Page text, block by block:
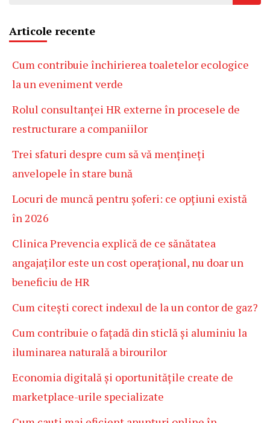
Articole recente
Cum contribuie închirierea toaletelor ecologice
la un eveniment verde
Rolul consultanței HR externe în procesele de
restructurare a companiilor
Trei sfaturi despre cum să vă mențineți
anvelopele în stare bună
Locuri de muncă pentru șoferi: ce opțiuni există
în 2026
Clinica Prevencia explică de ce sănătatea
angajaților este un cost operațional, nu doar un
beneficiu de HR
Cum citești corect indexul de la un contor de gaz?
Cum contribuie o fațadă din sticlă și aluminiu la
iluminarea naturală a birourilor
Economia digitală și oportunitățile create de
marketplace-urile specializate